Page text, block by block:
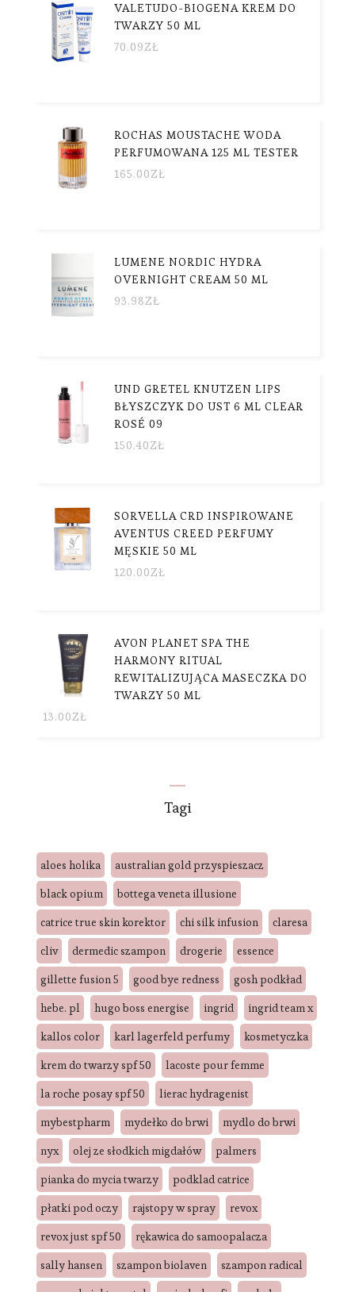
VALETUDO-BIOGENA KREM DO
TWARZY 50 ML
70.09ZŁ
ROCHAS MOUSTACHE WODA
PERFUMOWANA 125 ML TESTER
165.00ZŁ
LUMENE NORDIC HYDRA
OVERNIGHT CREAM 50 ML
93.98ZŁ
UND GRETEL KNUTZEN LIPS
BŁYSZCZYK DO UST 6 ML CLEAR
ROSÉ 09
150.40ZŁ
SORVELLA CRD INSPIROWANE
AVENTUS CREED PERFUMY
MĘSKIE 50 ML
120.00ZŁ
AVON PLANET SPA THE
HARMONY RITUAL
REWITALIZUJĄCA MASECZKA DO
TWARZY 50 ML
13.00ZŁ
Tagi
aloes holika
australian gold przyspieszacz
black opium
bottega veneta illusione
catrice true skin korektor
chi silk infusion
claresa
cliv
dermedic szampon drogerie
essence
gillette fusion 5
good bye redness
gosh podkład
hebe. pl
hugo boss energise ingrid
ingrid team x
kallos color
karl lagerfeld perfumy
kosmetyczka
krem do twarzy spf 50
lacoste pour femme
la roche posay spf 50
lierac hydragenist
mybestpharm
mydełko do brwi
mydlo do brwi
nyx
olej ze słodkich migdałów
palmers
pianka do mycia twarzy
podklad catrice
płatki pod oczy
rajstopy w spray
revox
revox just spf 50
rękawica do samoopalacza
sally hansen
szampon biolaven
szampon radical